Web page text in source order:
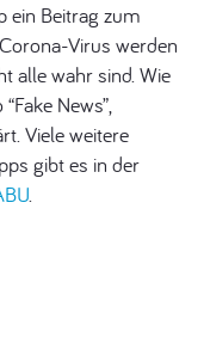
ein Beitrag zum
Virus werden
alle wahr sind. Wie
News”,
Viele weitere
gibt es in der
.